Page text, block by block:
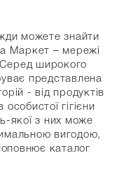
можете знайти
Mаркет – мережі
широкого
представлена
- від продуктів
гігієни
якої з них може
вигодою,
каталог